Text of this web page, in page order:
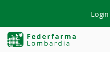
Login